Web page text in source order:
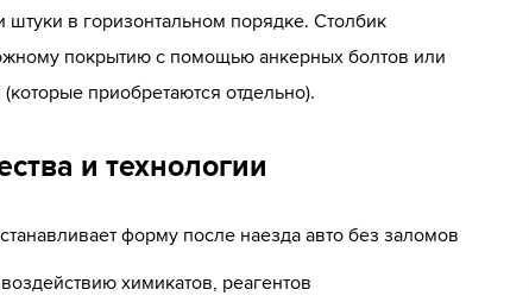
штуки в горизонтальном порядке. Столбик
покрытию с помощью анкерных болтов или
приобретаются отдельно).
и технологии
форму после наезда авто без заломов
химикатов, реагентов